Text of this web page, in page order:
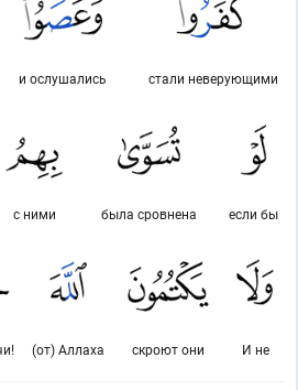
стали неверующими
и ослушались
если бы
была сровнена
с ними
И не
скроют они
(от) Аллаха